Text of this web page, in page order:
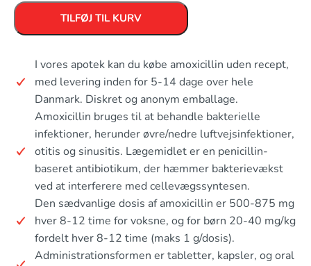
TILFØJ TIL KURV
I vores apotek kan du købe amoxicillin uden recept,
med levering inden for 5-14 dage over hele
Danmark. Diskret og anonym emballage.
Amoxicillin bruges til at behandle bakterielle
infektioner, herunder øvre/nedre luftvejsinfektioner,
otitis og sinusitis. Lægemidlet er en penicillin-
baseret antibiotikum, der hæmmer bakterievækst
ved at interferere med cellevægssyntesen.
Den sædvanlige dosis af amoxicillin er 500-875 mg
hver 8-12 time for voksne, og for børn 20-40 mg/kg
fordelt hver 8-12 time (maks 1 g/dosis).
Administrationsformen er tabletter, kapsler, og oral